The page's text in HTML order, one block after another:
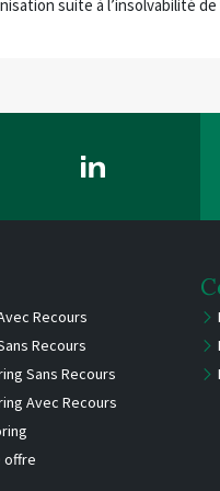
suite à l’insolvabilité
Recours
Recours
Sans Recours
Avec Recours
offre